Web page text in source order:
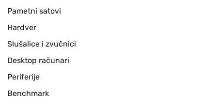
Pametni satovi
Hardver
Slušalice i zvučnici
Desktop računari
Periferije
Benchmark